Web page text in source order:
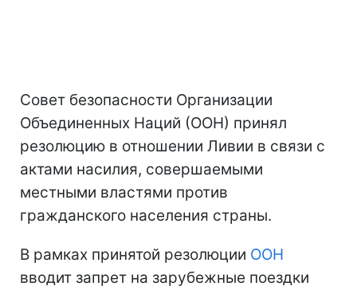
Совет безопасности Организации
Объединенных Наций (ООН) принял
резолюцию в отношении Ливии в связи с
актами насилия, совершаемыми
местными властями против
гражданского населения страны.
В рамках принятой резолюции ООН
вводит запрет на зарубежные поездки